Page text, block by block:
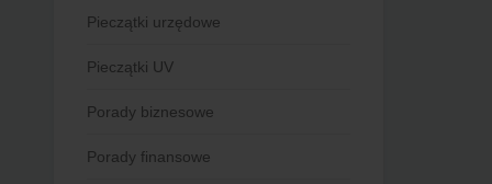
Pieczątki urzędowe
Pieczątki UV
Porady biznesowe
Porady finansowe